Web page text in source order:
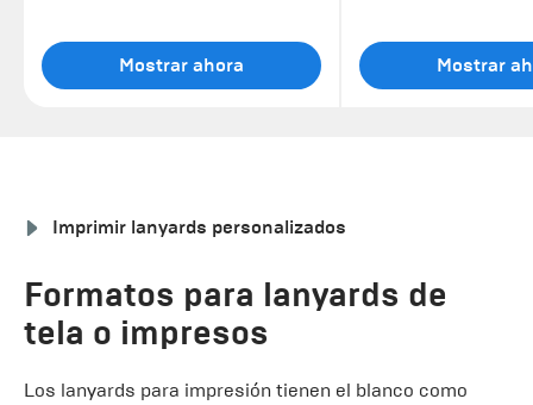
Mostrar ahora Mostrar
Imprimir lanyards personalizados
Formatos para lanyards de
tela o impresos
Los lanyards para impresión tienen el blanco como